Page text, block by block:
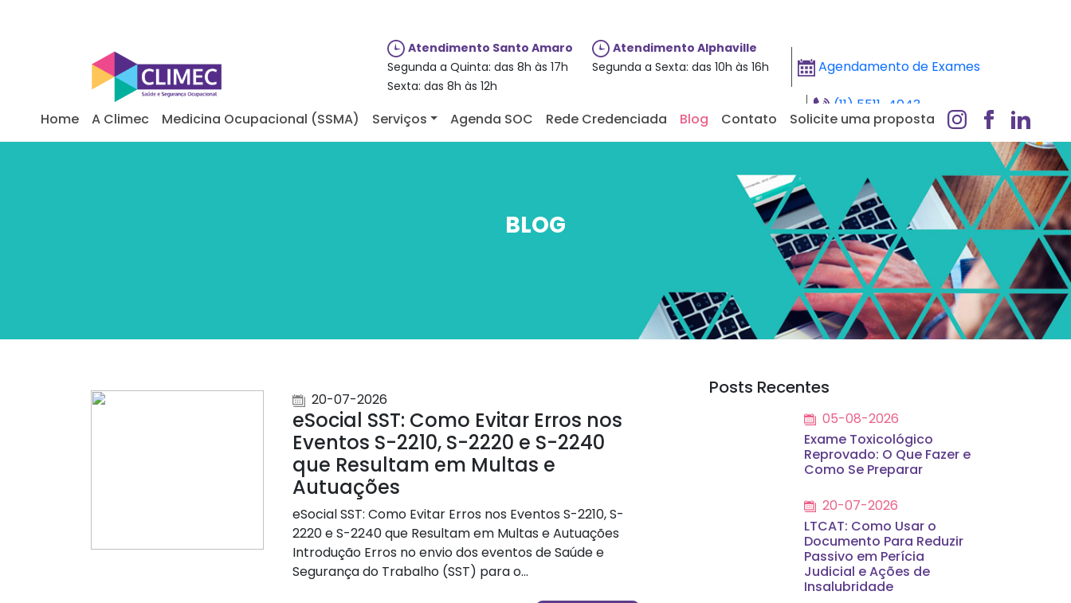
Atendimento Santo Amaro
Segunda a Quinta: das 8h às 17h
Sexta: das 8h às 12h
Atendimento Alphaville
Segunda a Sexta: das 10h às 16h
Agendamento de Exames
(11) 5511-4043
Whatsapp - Clique aqui
Home A Climec Medicina Ocupacional (SSMA) Serviços Agenda SOC Rede Credenciada Blog Contato Solicite uma proposta
BLOG
20-07-2026
eSocial SST: Como Evitar Erros nos
Eventos S-2210, S-2220 e S-2240
que Resultam em Multas e
Autuações
eSocial SST: Como Evitar Erros nos Eventos S-2210, S-
2220 e S-2240 que Resultam em Multas e Autuações
Introdução Erros no envio dos eventos de Saúde e
Segurança do Trabalho (SST) para o...
Posts Recentes
05-08-2026
Exame Toxicológico
Reprovado: O Que Fazer e
Como Se Preparar
20-07-2026
LTCAT: Como Usar o
Documento Para Reduzir
Passivo em Perícia
Judicial e Ações de
Insalubridade